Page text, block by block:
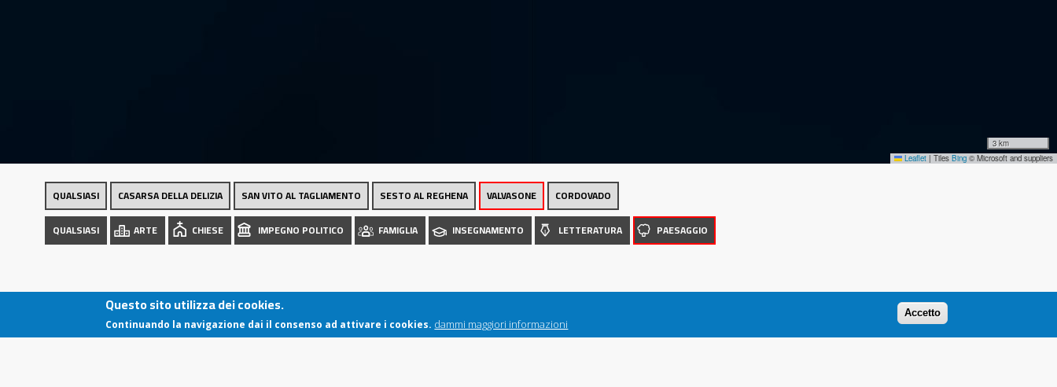
3 km
Leaflet | Tiles Bing © Microsoft and suppliers
QUALSIASI CASARSA DELLA DELIZIA SAN VITO AL TAGLIAMENTO SESTO AL REGHENA VALVASONE CORDOVADO
QUALSIASI ARTE CHIESE IMPEGNO POLITICO FAMIGLIA INSEGNAMENTO LETTERATURA PAESAGGIO
Copyright 2018 / 2025 Comune di Casarsa della
Delizia
Questo sito utilizza dei cookies.
Continuando la navigazione dai il consenso ad attivare i cookies. dammi maggiori informazioni
Accetto